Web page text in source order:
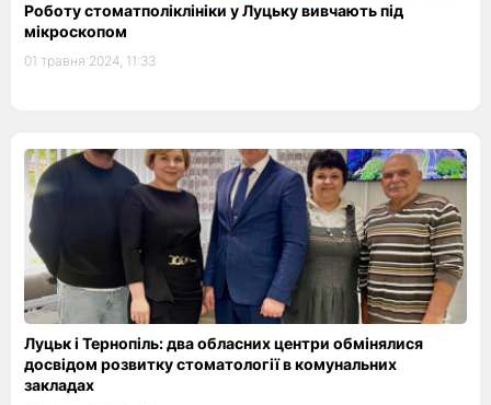
Роботу стоматполіклініки у Луцьку вивчають під
мікроскопом
01 травня 2024, 11:33
Луцьк і Тернопіль: два обласних центри обмінялися
досвідом розвитку стоматології в комунальних
закладах